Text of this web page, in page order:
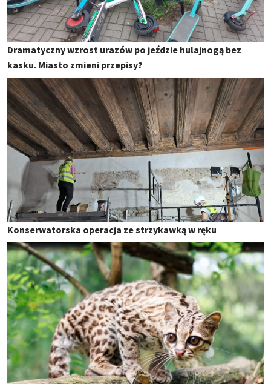
Dramatyczny wzrost urazów po jeździe hulajnogą bez
kasku. Miasto zmieni przepisy?
Konserwatorska operacja ze strzykawką w ręku